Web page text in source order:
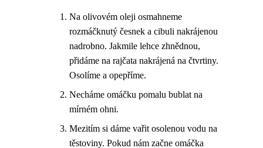
Na olivovém oleji osmahneme
rozmáčknutý česnek a cibuli nakrájenou
nadrobno. Jakmile lehce zhnědnou,
přidáme na rajčata nakrájená na čtvrtiny.
Osolíme a opepříme.
Necháme omáčku pomalu bublat na
mírném ohni.
Mezitím si dáme vařit osolenou vodu na
těstoviny. Pokud nám začne omáčka